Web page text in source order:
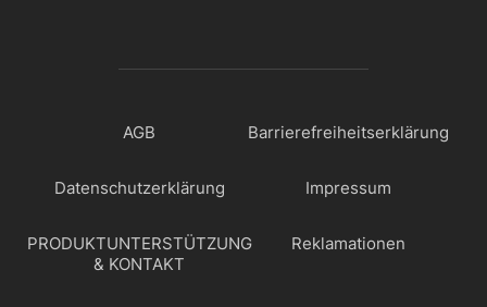
AGB Barrierefreiheitserklärung
Datenschutzerklärung Impressum
PRODUKTUNTERSTÜTZUNG
& KONTAKT
Reklamationen